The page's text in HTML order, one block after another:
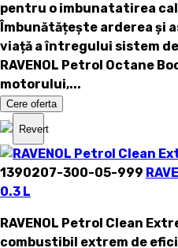
pentru o imbunatatirea
Îmbunătățește arderea și
viață a întregului sistem
RAVENOL Petrol Octane
motorului,...
Cere oferta
Revert
1390207-300-05-999
0.3 L
RAVENOL Petrol Clean
combustibil extrem de